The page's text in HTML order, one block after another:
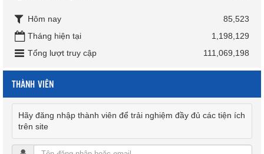
Hôm nay
85,523
Tháng hiện tại
1,198,129
Tổng lượt truy cập
111,069,198
THÀNH VIÊN
Hãy đăng nhập thành viên để trải nghiệm đầy đủ các tiện ích
trên site